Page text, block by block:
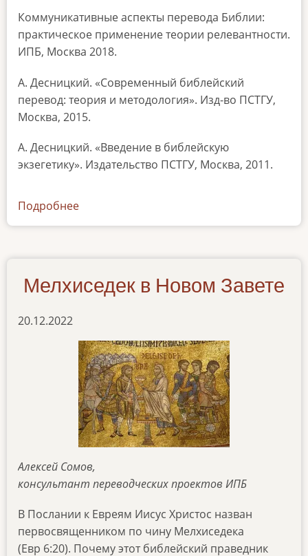
Коммуникативные аспекты перевода Библии:
практическое применение теории релевантности.
ИПБ, Москва 2018.
А. Десницкий. «Современный библейский
перевод: теория и методология». Изд-во ПСТГУ,
Москва, 2015.
А. Десницкий. «Введение в библейскую
экзегетику». Издательство ПСТГУ, Москва, 2011.
Подробнее
biblical-
150319
Мелхиседек в Новом Завете
20.12.2022
Алексей Сомов,
консультант переводческих проектов ИПБ
В Послании к Евреям Иисус Христос назван
первосвященником по чину Мелхиседека
(Евр 6:20). Почему этот библейский праведник